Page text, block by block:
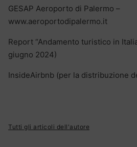
GESAP Aeroporto di Palermo –
www.aeroportodipalermo.it
Report “Andamento turistico in
giugno 2024)
InsideAirbnb (per la distribuzione
Tutti gli articoli dell'autore